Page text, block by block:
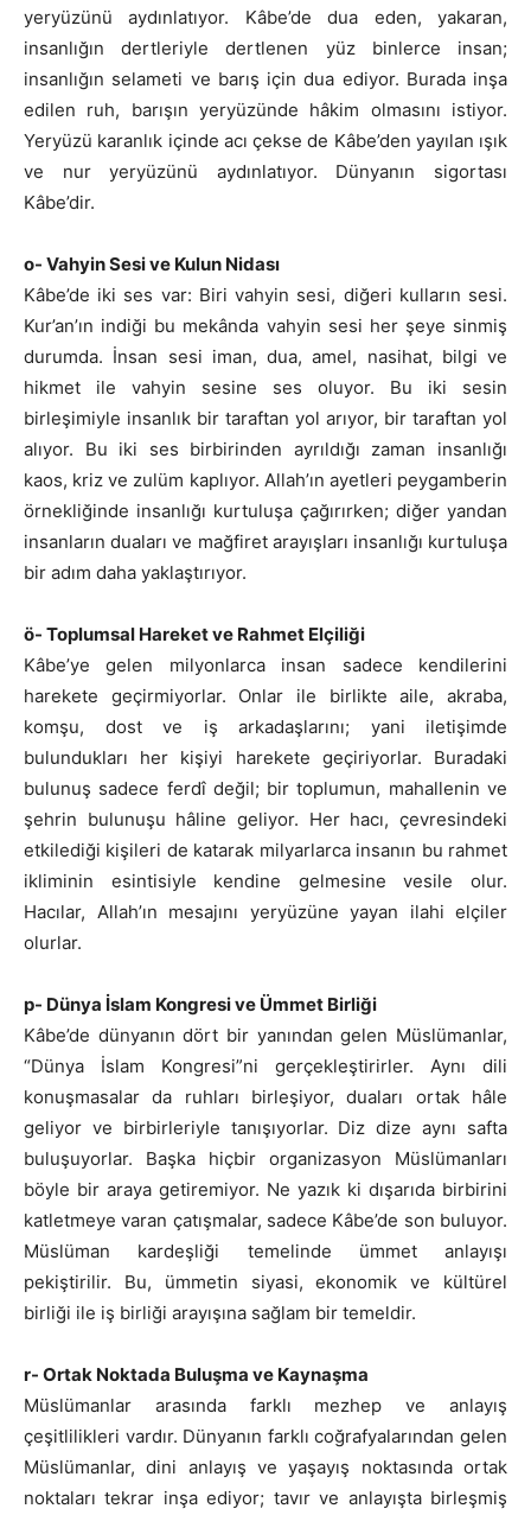
yeryüzünü aydınlatıyor. Kâbe’de dua eden, yakaran,
insanlığın dertleriyle dertlenen yüz binlerce insan;
insanlığın selameti ve barış için dua ediyor. Burada inşa
edilen ruh, barışın yeryüzünde hâkim olmasını istiyor.
Yeryüzü karanlık içinde acı çekse de Kâbe’den yayılan ışık
ve nur yeryüzünü aydınlatıyor. Dünyanın sigortası
Kâbe’dir.
o- Vahyin Sesi ve Kulun Nidası
Kâbe’de iki ses var: Biri vahyin sesi, diğeri kulların sesi.
Kur’an’ın indiği bu mekânda vahyin sesi her şeye sinmiş
durumda. İnsan sesi iman, dua, amel, nasihat, bilgi ve
hikmet ile vahyin sesine ses oluyor. Bu iki sesin
birleşimiyle insanlık bir taraftan yol arıyor, bir taraftan yol
alıyor. Bu iki ses birbirinden ayrıldığı zaman insanlığı
kaos, kriz ve zulüm kaplıyor. Allah’ın ayetleri peygamberin
örnekliğinde insanlığı kurtuluşa çağırırken; diğer yandan
insanların duaları ve mağfiret arayışları insanlığı kurtuluşa
bir adım daha yaklaştırıyor.
ö- Toplumsal Hareket ve Rahmet Elçiliği
Kâbe’ye gelen milyonlarca insan sadece kendilerini
harekete geçirmiyorlar. Onlar ile birlikte aile, akraba,
komşu, dost ve iş arkadaşlarını; yani iletişimde
bulundukları her kişiyi harekete geçiriyorlar. Buradaki
bulunuş sadece ferdî değil; bir toplumun, mahallenin ve
şehrin bulunuşu hâline geliyor. Her hacı, çevresindeki
etkilediği kişileri de katarak milyarlarca insanın bu rahmet
ikliminin esintisiyle kendine gelmesine vesile olur.
Hacılar, Allah’ın mesajını yeryüzüne yayan ilahi elçiler
olurlar.
p- Dünya İslam Kongresi ve Ümmet Birliği
Kâbe’de dünyanın dört bir yanından gelen Müslümanlar,
“Dünya İslam Kongresi”ni gerçekleştirirler. Aynı dili
konuşmasalar da ruhları birleşiyor, duaları ortak hâle
geliyor ve birbirleriyle tanışıyorlar. Diz dize aynı safta
buluşuyorlar. Başka hiçbir organizasyon Müslümanları
böyle bir araya getiremiyor. Ne yazık ki dışarıda birbirini
katletmeye varan çatışmalar, sadece Kâbe’de son buluyor.
Müslüman kardeşliği temelinde ümmet anlayışı
pekiştirilir. Bu, ümmetin siyasi, ekonomik ve kültürel
birliği ile iş birliği arayışına sağlam bir temeldir.
r- Ortak Noktada Buluşma ve Kaynaşma
Müslümanlar arasında farklı mezhep ve anlayış
çeşitlilikleri vardır. Dünyanın farklı coğrafyalarından gelen
Müslümanlar, dini anlayış ve yaşayış noktasında ortak
noktaları tekrar inşa ediyor; tavır ve anlayışta birleşmiş